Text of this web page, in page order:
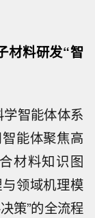
材料研发“智
智能体体系
能体聚焦高
材料知识图
领域机理模
策”的全流程